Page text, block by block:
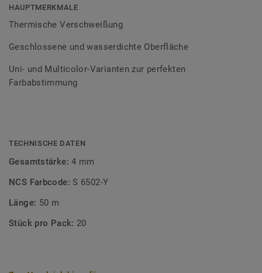
Bodenbelagssortiment abgestimmt. Durch die Verwendung
von Kontrastfarben lassen sich auch besondere
HAUPTMERKMALE
Thermische Verschweißung
Geschlossene und wasserdichte Oberfläche
Uni- und Multicolor-Varianten zur perfekten
Farbabstimmung
TECHNISCHE DATEN
Gesamtstärke:4 mm
NCS Farbcode:S 6502-Y
Länge: 50 m
Stück pro Pack: 20